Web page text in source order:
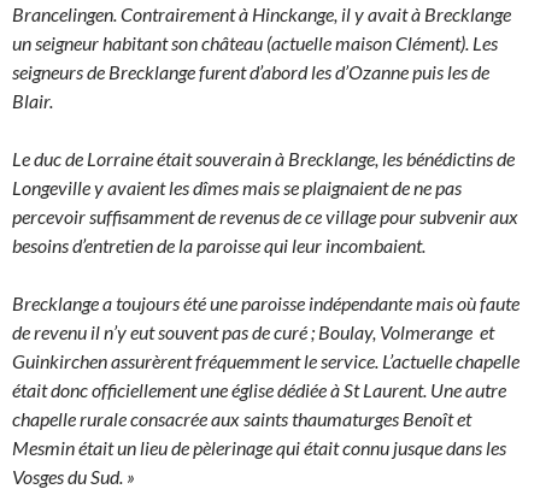
Brancelingen. Contrairement à Hinckange, il y avait à Brecklange
un seigneur habitant son château (actuelle maison Clément). Les
seigneurs de Brecklange furent d’abord les d’Ozanne puis les de
Blair.
Le duc de Lorraine était souverain à Brecklange, les bénédictins de
Longeville y avaient les dîmes mais se plaignaient de ne pas
percevoir suffisamment de revenus de ce village pour subvenir aux
besoins d’entretien de la paroisse qui leur incombaient.
Brecklange a toujours été une paroisse indépendante mais où faute
de revenu il n’y eut souvent pas de curé ; Boulay, Volmerange et
Guinkirchen assurèrent fréquemment le service. L’actuelle chapelle
était donc officiellement une église dédiée à St Laurent. Une autre
chapelle rurale consacrée aux saints thaumaturges Benoît et
Mesmin était un lieu de pèlerinage qui était connu jusque dans les
Vosges du Sud. »